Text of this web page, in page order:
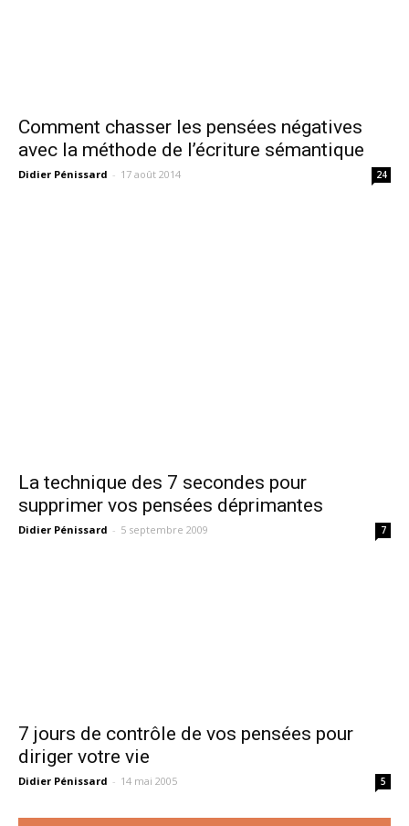
Comment chasser les pensées négatives
avec la méthode de l’écriture sémantique
Didier Pénissard - 17 août 2014 24
La technique des 7 secondes pour
supprimer vos pensées déprimantes
Didier Pénissard - 5 septembre 2009 7
7 jours de contrôle de vos pensées pour
diriger votre vie
Didier Pénissard - 14 mai 2005 5